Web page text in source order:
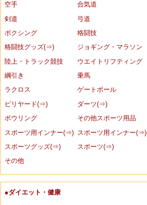
空手
合気道
剣道
弓道
ボクシング
格闘技
格闘技グッズ(⇒)
ジョギング・マラソン
陸上・トラック競技
ウエイトリフティング
綱引き
乗馬
ラクロス
ゲートボール
ビリヤード(⇒)
ダーツ(⇒)
ボウリング
その他スポーツ用品
スポーツ用インナー(⇒)
スポーツ用インナー(⇒)
スポーツグッズ(⇒)
スポーツ(⇒)
その他
●ダイエット・健康